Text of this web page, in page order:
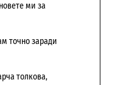
ми за
точно заради
толкова,